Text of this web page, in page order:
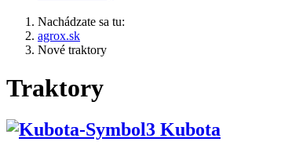
Nachádzate sa tu:
agrox.sk
Nové traktory
Traktory
Kubota